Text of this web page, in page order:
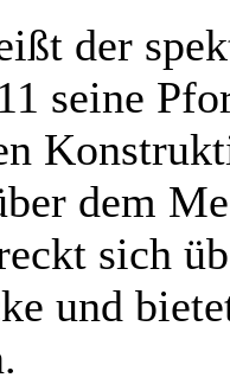
der
seine
dem
sich
und